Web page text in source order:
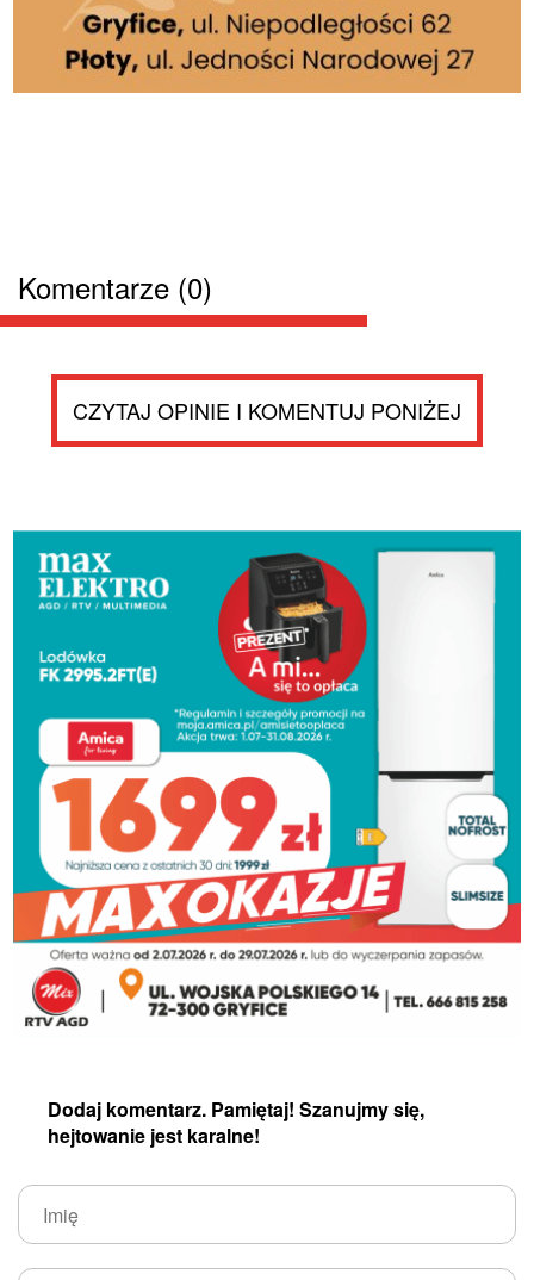
Komentarze (0)
CZYTAJ OPINIE I KOMENTUJ PONIŻEJ
Dodaj komentarz. Pamiętaj! Szanujmy się,
hejtowanie jest karalne!